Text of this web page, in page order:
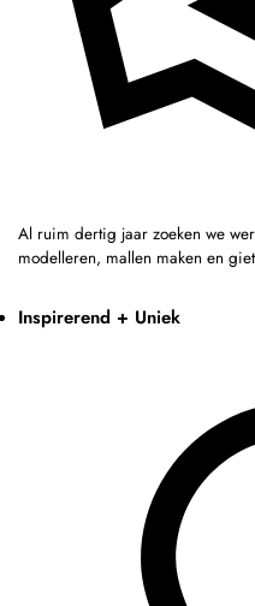
Al ruim dertig jaar zoeken we
modelleren, mallen maken en
Inspirerend + Uniek